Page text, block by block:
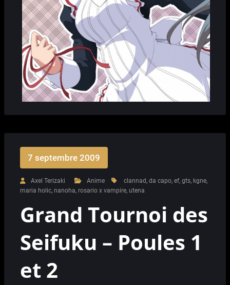
7 septembre 2009
Axel Terizaki Anime clannad, da capo, ef, gts, kgne,
maria holic, nanoha, rosario x vampire, utena
Grand Tournoi des
Seifuku – Poules 1
et 2